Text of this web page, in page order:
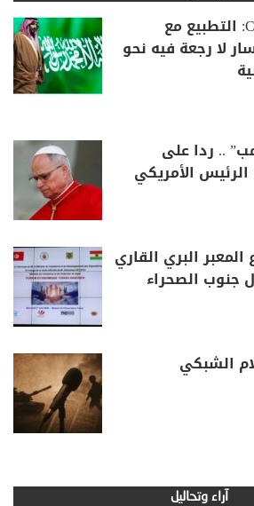
مصدر سعودي لـCNN: التطبيع مع
لا رجعة فيه نحو
.. ردا على
الأمريكي
البري القاري
جنوب الصحراء
الشبكي
آراء وتحاليل